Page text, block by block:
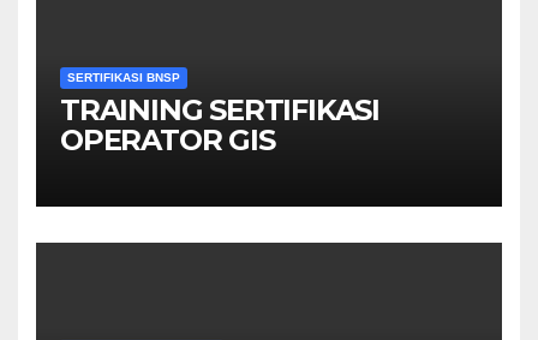
SERTIFIKASI BNSP
TRAINING SERTIFIKASI
OPERATOR GIS